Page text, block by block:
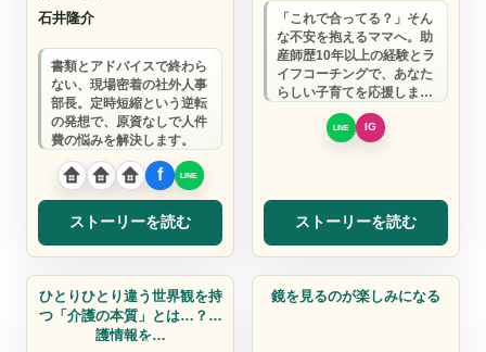
石井隆介
書類とアドバイスで終わら
ない、現場密着の社外人事
部長。定時短縮という逆転
の発想で、原資なしで人件
費の悩みを解決します。
ストーリーを読む
「これで合ってる？」そん
な不安を抱えるママへ。助
産師歴10年以上の経験とラ
イフコーチングで、あなた
らしい子育てを応援しま
す。正解を押し付けず、あ
なたが選んだ道を…
ストーリーを読む
介護サービス
ひとりひとり違う世界観を持
つ「介護の本質」とは…？介
護情報を…
美容
鏡を見るのが楽しみになる